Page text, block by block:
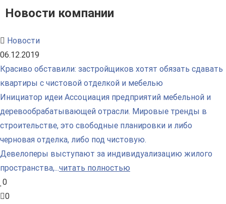
Новости компании
Новости
06.12.2019
Красиво обставили: застройщиков хотят обязать сдавать
квартиры с чистовой отделкой и мебелью
Инициатор идеи Ассоциация предприятий мебельной и
деревообрабатывающей отрасли. Мировые тренды в
строительстве, это свободные планировки и либо
черновая отделка, либо под чистовую.
Девелоперы выступают за индивидуализацию жилого
пространства,...читать полностью
0
0